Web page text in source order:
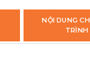
NỘI DUNG
TRÌNH